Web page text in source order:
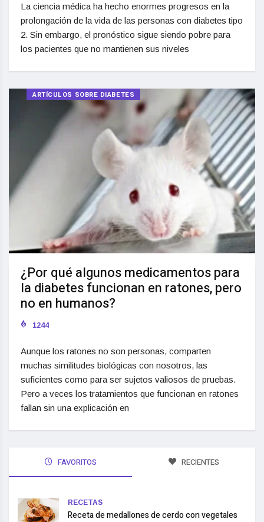
La ciencia médica ha hecho enormes progresos en la
prolongación de la vida de las personas con diabetes tipo
2. Sin embargo, el pronóstico sigue siendo pobre para
los pacientes que no mantienen sus niveles
ARTÍCULOS SOBRE DIABETES
¿Por qué algunos medicamentos para
la diabetes funcionan en ratones, pero
no en humanos?
1244
Aunque los ratones no son personas, comparten
muchas similitudes biológicas con nosotros, las
suficientes como para ser sujetos valiosos de pruebas.
Pero a veces los tratamientos que funcionan en ratones
fallan sin una explicación en
FAVORITOS RECIENTES
RECETAS
Receta de medallones de cerdo con vegetales